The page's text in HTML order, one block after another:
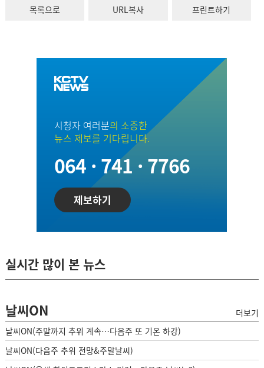
목록으로 URL복사 프린트하기
시청자 여러분의 소중한
뉴스 제보를 기다립니다.
064 · 741 · 7766
제보하기
실시간 많이 본 뉴스
날씨ON
더보기
날씨ON(주말까지 추위 계속…다음주 또 기온 하강)
날씨ON(다음주 추위 전망&주말날씨)